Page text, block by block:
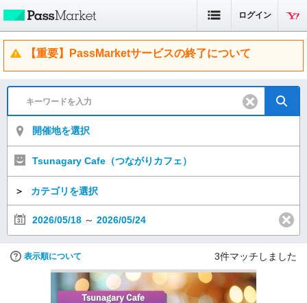
ログイン
【重要】PassMarketサービスの終了について
開催地を選択
Tsunagary Cafe（つながりカフェ）
＞ カテゴリを選択
2026/05/18 ～ 2026/05/24
表示順について 3件マッチしました